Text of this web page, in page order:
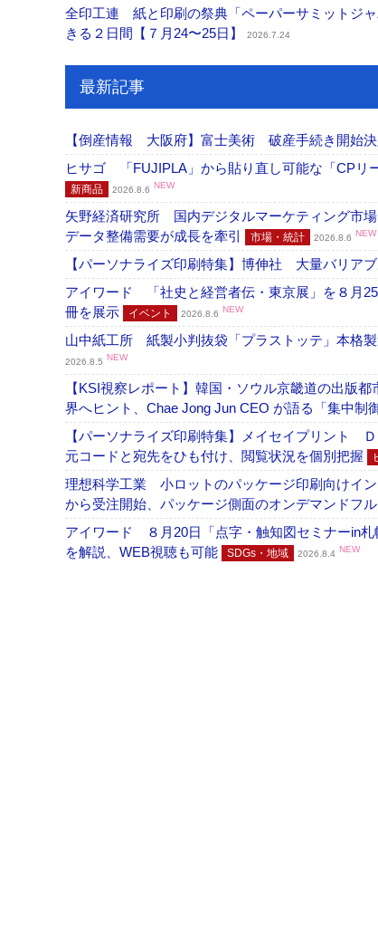
全印工連 紙と印刷の祭典「ペーパーサミットジ
きる２日間【７月24〜25日】
2026.7.24
最新記事
【倒産情報 大阪府】富士美術 破産手続き開始
ヒサゴ 「FUJIPLA」から貼り直し可能な「CPリ
新商品 2026.8.6 NEW
矢野経済研究所 国内デジタルマーケティング市
データ整備需要が成長を牽引
市場・統計 2026.8.6 NEW
【パーソナライズ印刷特集】博伸社 大量バリア
アイワード 「社史と経営者伝・東京展」を８月
冊を展示
イベント 2026.8.6 NEW
山中紙工所 紙製小判抜袋「プラストッテ」本格
2026.8.5 NEW
【KSI視察レポート】韓国・ソウル京畿道の出版
界へヒント、Chae Jong Jun CEO が語る「集中制
【パーソナライズ印刷特集】メイセイプリント
元コードと宛先をひも付け、閲覧状況を個別把握
理想科学工業 小ロットのパッケージ印刷向けイ
から受注開始、パッケージ側面のオンデマンドフ
アイワード ８月20日「点字・触知図セミナーin
を解説、WEB視聴も可能
SDGs・地域 2026.8.4 NEW